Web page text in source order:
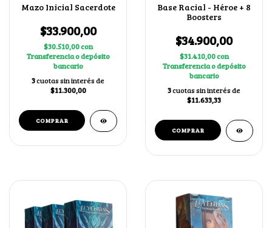
Mazo Inicial Sacerdote
$33.900,00
$30.510,00con
Transferencia o depósito
bancario
3cuotas sin interés de
$11.300,00
Base Racial - Héroe + 8
Boosters
$34.900,00
$31.410,00con
Transferencia o depósito
bancario
3cuotas sin interés de
$11.633,33